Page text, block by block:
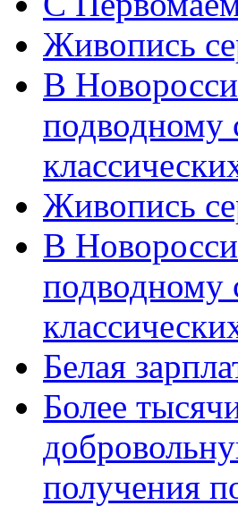
Живопись
В
подводному
Живопись
В
подводному
Белая
Более
получения